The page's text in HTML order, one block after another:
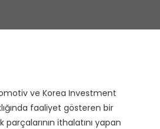
ve Korea Investment
faaliyet gösteren bir
ithalatını yapan